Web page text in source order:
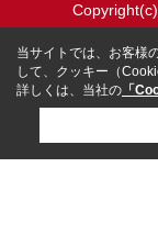
当サイトでは、お客様
して、クッキー（
詳しくは、当社の 「